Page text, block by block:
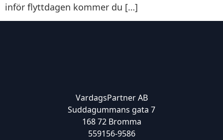
inför flyttdagen kommer du […]
VardagsPartner AB
Suddagummans gata 7
168 72 Bromma
559156-9586